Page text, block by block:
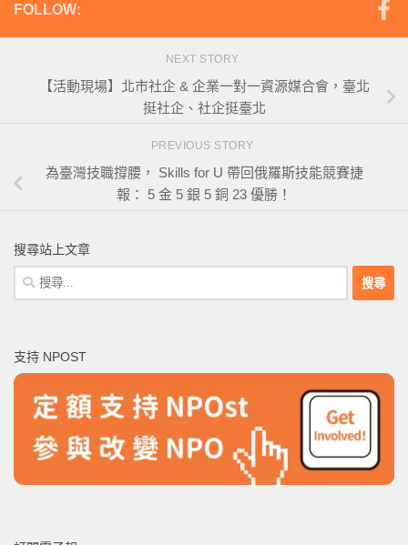
FOLLOW:
NEXT STORY
【活動現場】北市社企 & 企業一對一資源媒合會，臺北
挺社企、社企挺臺北
PREVIOUS STORY
為臺灣技職撐腰， Skills for U 帶回俄羅斯技能競賽捷
報： 5 金 5 銀 5 銅 23 優勝！
搜尋站上文章
搜
尋
字:
支持 NPOST